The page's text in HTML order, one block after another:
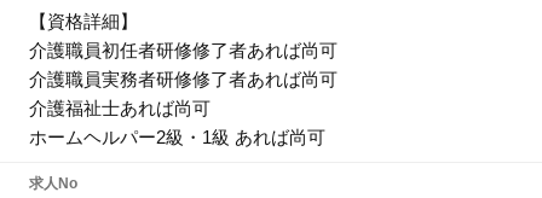
【資格詳細】
介護職員初任者研修修了者あれば尚可
介護職員実務者研修修了者あれば尚可
介護福祉士あれば尚可
ホームヘルパー2級・1級 あれば尚可
求人No